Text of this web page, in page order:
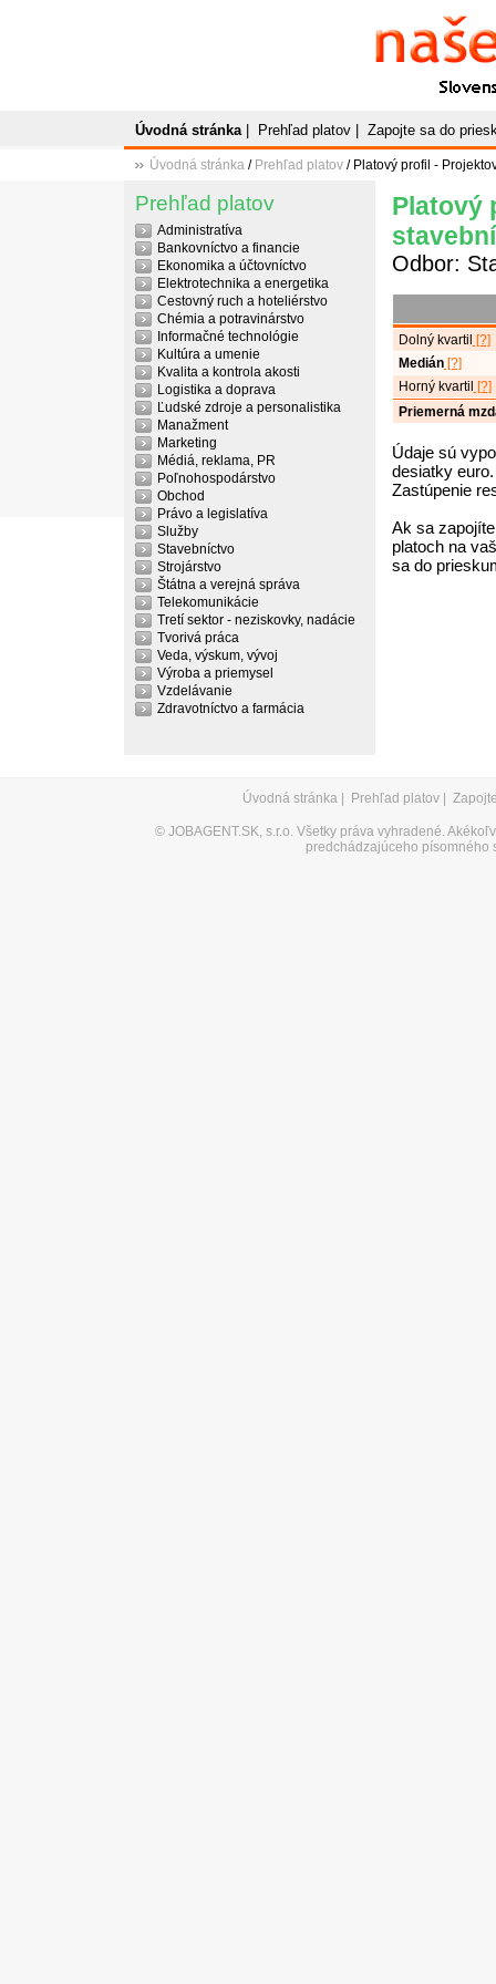
Naše
Slovenský
Úvodná stránka| Prehľad platov Zapojte sa do
Úvodná stránka / Prehľad platov / Platový profil -
Prehľad platov
Administratíva
Bankovníctvo a financie
Ekonomika a účtovníctvo
Elektrotechnika a energetika
Cestovný ruch a hoteliérstvo
Chémia a potravinárstvo
Informačné technológie
Kultúra a umenie
Kvalita a kontrola akosti
Logistika a doprava
Ľudské zdroje a personalistika
Manažment
Marketing
Médiá, reklama, PR
Poľnohospodárstvo
Obchod
Právo a legislatíva
Služby
Stavebníctvo
Strojárstvo
Štátna a verejná správa
Telekomunikácie
Tretí sektor - neziskovky, nadácie
Tvorivá práca
Veda, výskum, vývoj
Výroba a priemysel
Vzdelávanie
Zdravotníctvo a farmácia
Platový
Odbor:
Dolný kvartil
[?]
Medián[?]
Horný kvartil
[?]
Priemerná
Údaje sú
desiatky euro.
Zastúpenie
Ak sa
platoch na
sa do
Úvodná stránka Prehľad platov
© JOBAGENT.SK, s.r.o. Všetky práva vyhradené.
predchádzajúceho písomného